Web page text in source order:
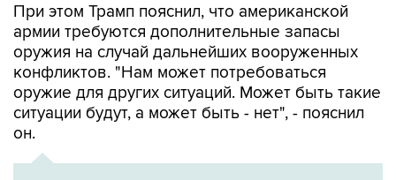
При этом Трамп пояснил, что американской
армии требуются дополнительные запасы
оружия на случай дальнейших вооруженных
конфликтов. "Нам может потребоваться
оружие для других ситуаций. Может быть такие
ситуации будут, а может быть - нет", - пояснил
он.